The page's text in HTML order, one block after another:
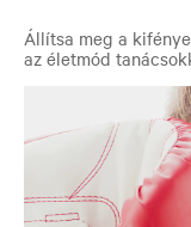
Állítsa meg a
az életmód